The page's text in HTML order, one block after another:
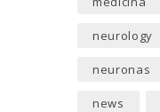
neurology
neuronas
news